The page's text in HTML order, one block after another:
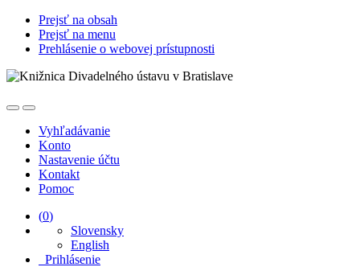
Prejsť na obsah
Prejsť na menu
Prehlásenie o webovej prístupnosti
Vyhľadávanie
Konto
Nastavenie účtu
Kontakt
Pomoc
(0)
Slovensky
English
Prihlásenie